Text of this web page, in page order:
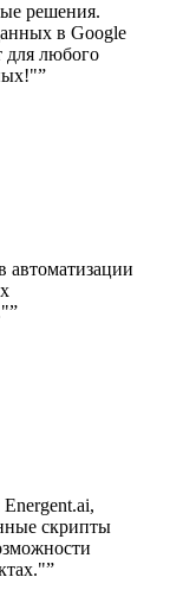
решения.
в Google
для любого
”
автоматизации
”
скрипты
”